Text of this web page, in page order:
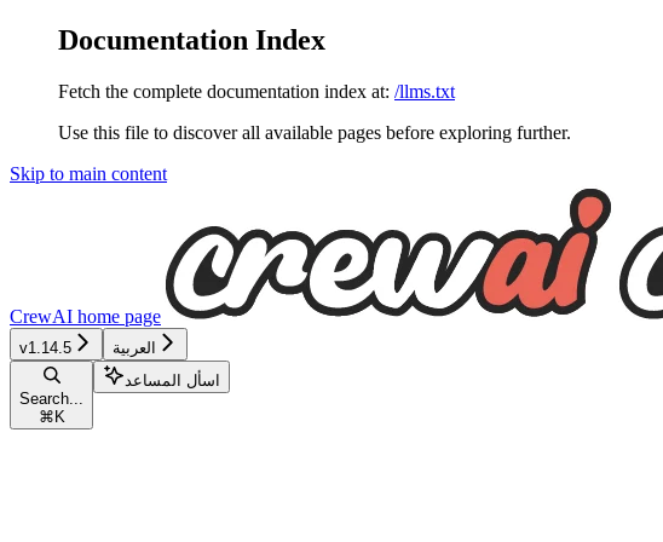
Documentation Index
Fetch the complete documentation index at: /llms.txt
Use this file to discover all available pages before exploring further.
Skip to main content
CrewAI home page
v1.14.5 العربية
Search...
⌘ K
اسأل المساعد